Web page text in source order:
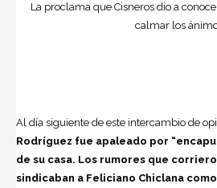
La proclama que Cisneros dio a
calmar los
Al día siguiente de este intercambio de
Rodríguez fue apaleado por
de su casa. Los rumores que
sindicaban a Feliciano Chiclana